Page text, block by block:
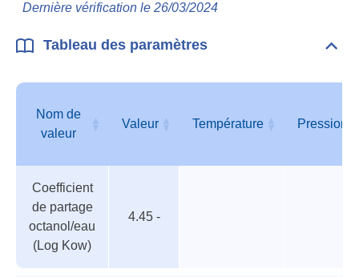
Dernière vérification le 26/03/2024
Tableau des paramètres
des
paramètres
Nom de
valeur
Valeur Température Pression
valeur
Coefficient
de partage
octanol/eau
(Log Kow)
4.45 -